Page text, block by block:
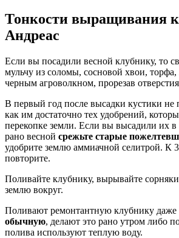
Тонкости выращивания
Андреас
Если вы посадили весной клубнику, то
мульчу из соломы, сосновой хвои,
черным агроволкном, прорезав
В первый год после высадки кустики не
как им достаточно тех удобрений,
перекопке земли. Если вы высадили их
рано весной срежьте старые
удобрите землю аммиачной селитрой. К
повторите.
Поливайте клубнику, вырывайте
землю вокруг.
Поливают ремонтантную клубнику даже
обычную, делают это рано утром либо
полива используют теплую воду.